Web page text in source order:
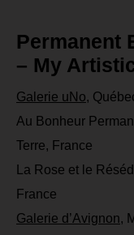
Permanent
– My
Galerie uNo,
Au Bonheur
Terre, France
La Rose et le
France
Galerie d’Avignon,